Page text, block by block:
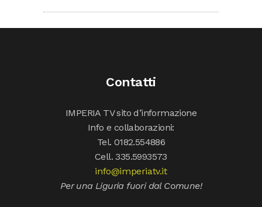
Contatti
IMPERIA TV sito d’informazione
Info e collaborazioni:
Tel. 0182.554886
Cell. 335.5993573
info@imperiatv.it
Per una Liguria fuori dal Comune!